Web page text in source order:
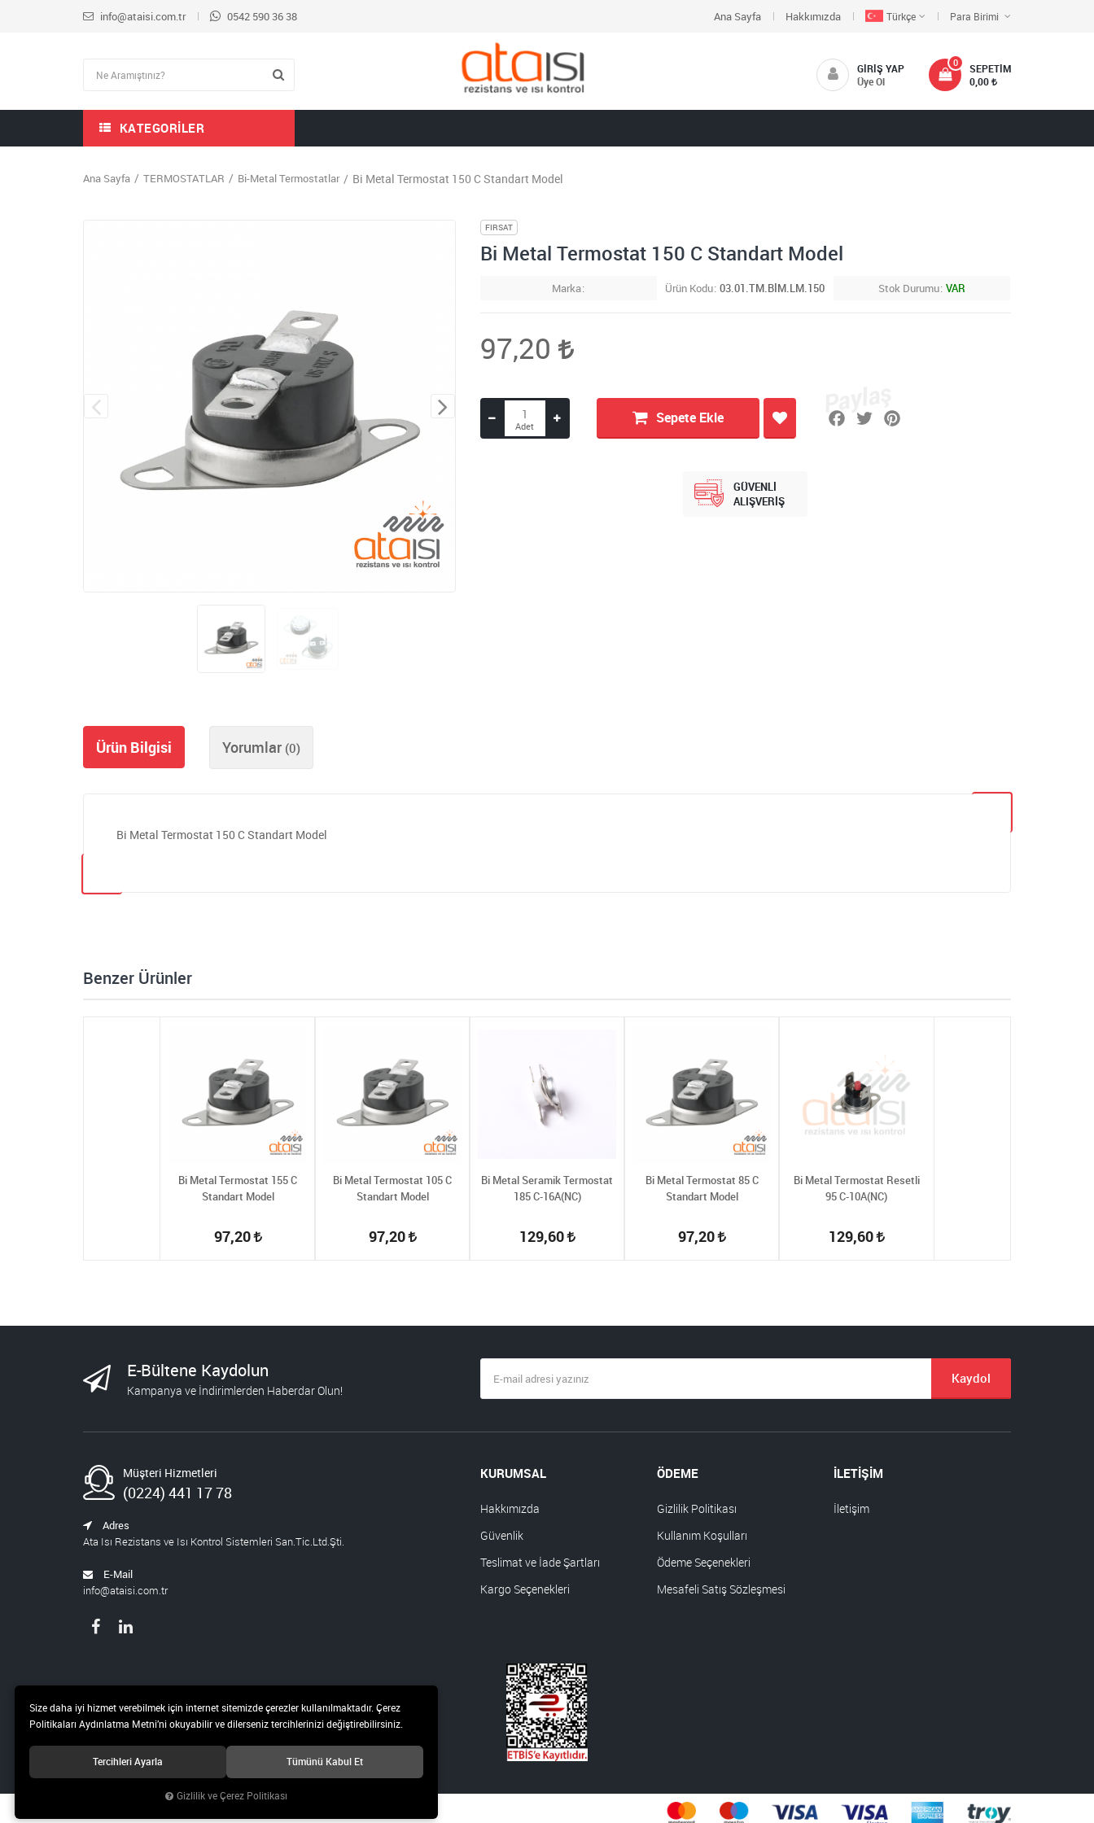
info@ataisi.com.tr 0542 590 36 38 Ana Sayfa Hakkımızda Türkçe Para Birimi
SEPETIM
0
0,00
GIRIŞ YAP
Üye Ol
KATEGORILER
Ana Sayfa TERMOSTATLAR Bi-Metal Termostatlar Bi Metal Termostat 150 C Standart Model
FIRSAT
Bi Metal Termostat 150 C Standart Model
Marka Ürün Kodu 03.01.TM.BİM.LM.150 Stok Durumu VAR
97,20
Sepete Ekle
GÜVENLİ
ALIŞVERİŞ
Ürün Bilgisi Yorumlar (0)
Bi Metal Termostat 150 C Standart Model
Benzer Ürünler
Bi Metal Termostat 155 C
Standart Model
97,20
Bi Metal Termostat 105 C
Standart Model
97,20
Bi Metal Seramik Termostat
185 C-16A(NC)
129,60
Bi Metal Termostat 85 C
Standart Model
97,20
Bi Metal Termostat Resetli
95 C-10A(NC)
129,60
E-Bültene Kaydolun
Kampanya ve İndirimlerden Haberdar Olun!
Kaydol
Müşteri Hizmetleri
(0224) 441 17 78
Adres
Ata Isı Rezistans ve Isı Kontrol Sistemleri San.Tic.Ltd.Şti.
E-Mail
info@ataisi.com.tr
KURUMSAL
Hakkımızda
Güvenlik
Teslimat ve İade Şartları
Kargo Seçenekleri
ÖDEME
Gizlilik Politikası
Kullanım Koşulları
Ödeme Seçenekleri
Mesafeli Satış Sözleşmesi
İLETİŞİM
İletişim
Size daha iyi hizmet verebilmek için internet sitemizde çerezler kullanılmaktadır. Çerez
Politikaları Aydınlatma Metni’ni okuyabilir ve dilerseniz tercihlerinizi değiştirebilirsiniz.
Tercihleri Ayarla Tümünü Kabul Et
Gizlilik ve Çerez Politikası